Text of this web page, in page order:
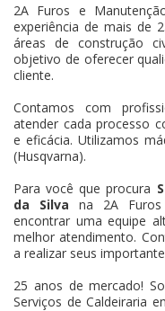
2A Furos e
experiência de mais de
áreas de construção
objetivo de oferecer
cliente.
Contamos com
atender cada processo
e eficácia. Utilizamos
(Husqvarna).
Para você que procura
da Silva na 2A
encontrar uma equipe
melhor atendimento.
a realizar seus
25 anos de mercado!
Serviços de Caldeiraria